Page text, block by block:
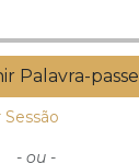
Palavra-passe
- ou -